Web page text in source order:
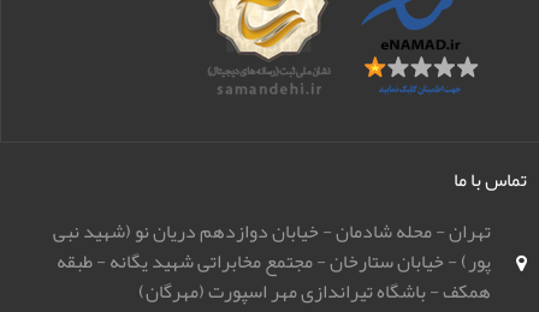
تماس با ما
تهران - محله شادمان - خیابان دوازدهم دریان نو (شهید نبی
پور) - خیابان ستارخان - مجتمع مخابراتی شهید یگانه - طبقه
همکف - باشگاه تیراندازی مهر اسپورت (مهرگان)